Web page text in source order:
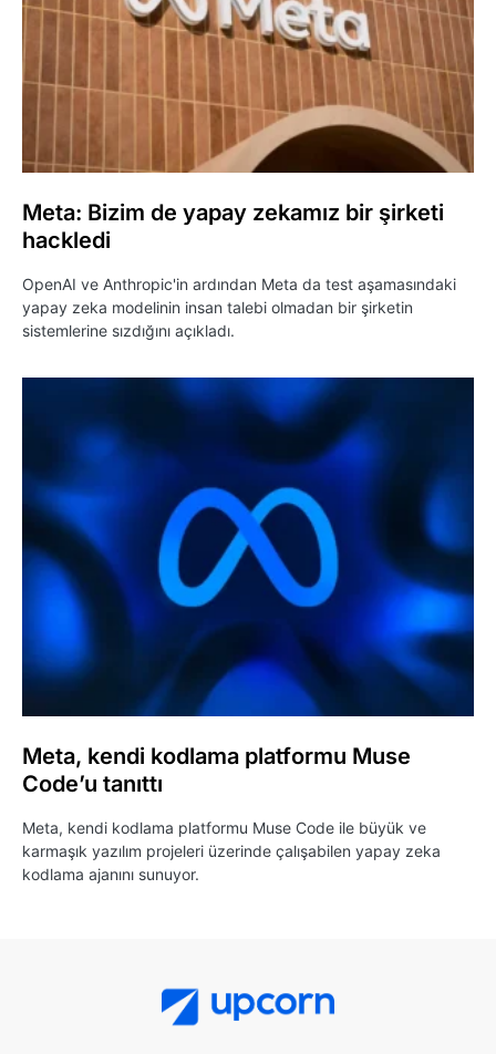
Meta: Bizim de yapay zekamız bir şirketi
hackledi
OpenAI ve Anthropic'in ardından Meta da test aşamasındaki
yapay zeka modelinin insan talebi olmadan bir şirketin
sistemlerine sızdığını açıkladı.
Meta, kendi kodlama platformu Muse
Code’u tanıttı
Meta, kendi kodlama platformu Muse Code ile büyük ve
karmaşık yazılım projeleri üzerinde çalışabilen yapay zeka
kodlama ajanını sunuyor.